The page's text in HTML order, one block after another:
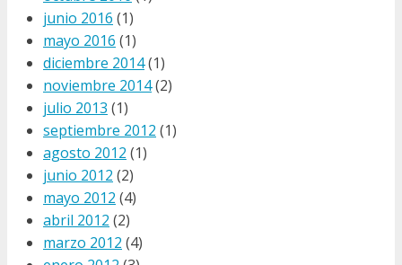
junio 2016 (1)
mayo 2016 (1)
diciembre 2014(1)
noviembre 2014(2)
julio 2013 (1)
septiembre 2012 (1)
agosto 2012 (1)
junio 2012 (2)
mayo 2012 (4)
abril 2012 (2)
marzo 2012 (4)